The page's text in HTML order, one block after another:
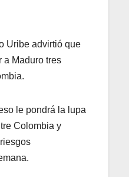
Uribe advirtió que
a Maduro tres
le pondrá la lupa
Colombia y